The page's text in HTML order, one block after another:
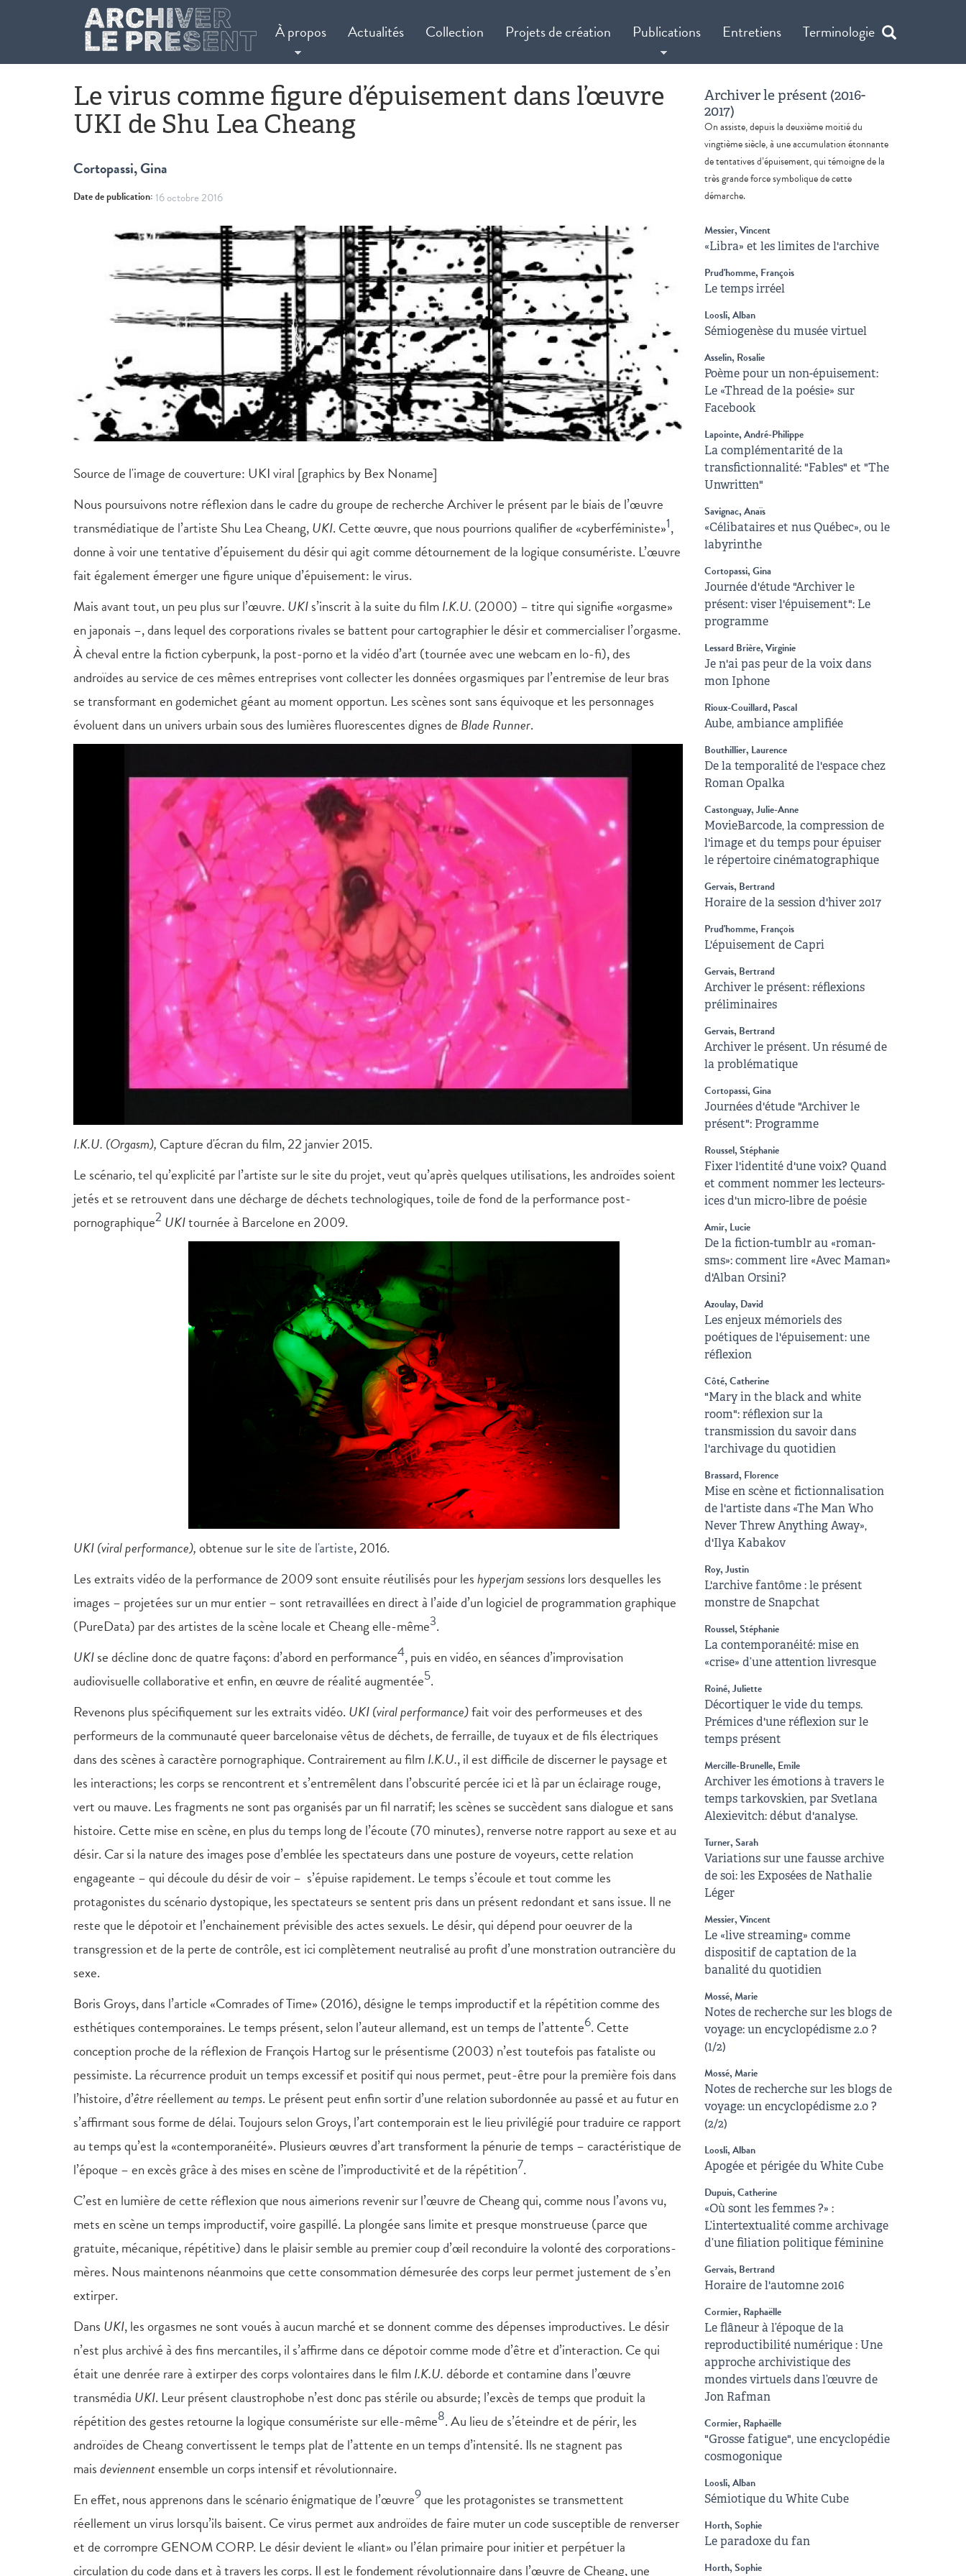
Aller au contenu principal
À propos Actualités Collection Projets de création Publications Entretiens Terminologie
Le virus comme figure d’épuisement dans l’œuvre
UKI de Shu Lea Cheang
Cortopassi, Gina
Date de publication:16 octobre 2016
Source de l'image de couverture: UKI viral [graphics by Bex Noname]
Nous poursuivons notre réflexion dans le cadre du groupe de recherche Archiver le présent par le biais de l’œuvre
transmédiatique de l’artiste Shu Lea Cheang,UKI. Cette œuvre, que nous pourrions qualifier de «cyberféministe»1,
donne à voir une tentative d’épuisement du désir qui agit comme détournement de la logique consumériste. L’œuvre
fait également émerger une figure unique d’épuisement: le virus.
Mais avant tout, un peu plus sur l’œuvre. UKIs’inscrit à la suite du filmI.K.U. (2000) – titre qui signifie «orgasme»
en japonais –, dans lequel des corporations rivales se battent pour cartographier le désir et commercialiser l’orgasme.
À cheval entre la fiction cyberpunk, la post-porno et la vidéo d’art (tournée avec une webcam en lo-fi), des
androïdes au service de ces mêmes entreprises vont collecter les données orgasmiques par l’entremise de leur bras
se transformant en godemichet géant au moment opportun. Les scènes sont sans équivoque et les personnages
évoluent dans un univers urbain sous des lumières fluorescentes dignes de Blade Runner.
I.K.U. (Orgasm), Capture d'écran du film, 22 janvier 2015.
Le scénario, tel qu’explicité par l’artiste sur le site du projet, veut qu’après quelques utilisations, les androïdes soient
jetés et se retrouvent dans une décharge de déchets technologiques, toile de fond de la performance post-
pornographique2 UKItournée à Barcelone en 2009.
UKI (viral performance),obtenue sur le site de l'artiste, 2016.
Les extraits vidéo de la performance de 2009 sont ensuite réutilisés pour leshyperjam sessionslors desquelles les
images – projetées sur un mur entier – sont retravaillées en direct à l’aide d’un logiciel de programmation graphique
(PureData) par des artistes de la scène locale et Cheang elle-même3.
UKIse décline donc de quatre façons: d’abord en performance4, puis en vidéo, en séances d’improvisation
audiovisuelle collaborative et enfin, en œuvre de réalité augmentée5.
Revenons plus spécifiquement sur les extraits vidéo. UKI (viral performance)fait voir des performeuses et des
performeurs de la communauté queer barcelonaise vêtus de déchets, de ferraille, de tuyaux et de fils électriques
dans des scènes à caractère pornographique. Contrairement au filmI.K.U., il est difficile de discerner le paysage et
les interactions; les corps se rencontrent et s’entremêlent dans l’obscurité percée ici et là par un éclairage rouge,
vert ou mauve. Les fragments ne sont pas organisés par un fil narratif; les scènes se succèdent sans dialogue et sans
histoire. Cette mise en scène, en plus du temps long de l’écoute (70 minutes), renverse notre rapport au sexe et au
désir. Car si la nature des images pose d’emblée les spectateurs dans une posture de voyeurs, cette relation
engageante – qui découle du désir de voir – s’épuise rapidement. Le temps s’écoule et tout comme les
protagonistes du scénario dystopique, les spectateurs se sentent pris dans un présent redondant et sans issue. Il ne
reste que le dépotoir et l’enchainement prévisible des actes sexuels. Le désir, qui dépend pour oeuvrer de la
transgression et de la perte de contrôle, est ici complètement neutralisé au profit d’une monstration outrancière du
sexe.
Boris Groys, dans l’article «Comrades of Time» (2016), désigne le temps improductif et la répétition comme des
esthétiques contemporaines. Le temps présent, selon l’auteur allemand, est un temps de l’attente6. Cette
conception proche de la réflexion de François Hartog sur le présentisme (2003) n’est toutefois pas fataliste ou
pessimiste. La récurrence produit un temps excessif et positif qui nous permet, peut-être pour la première fois dans
l’histoire, d’être réellementau temps. Le présent peut enfin sortir d’une relation subordonnée au passé et au futur en
s’affirmant sous forme de délai. Toujours selon Groys, l’art contemporain est le lieu privilégié pour traduire ce rapport
au temps qu’est la «contemporanéité». Plusieurs œuvres d’art transforment la pénurie de temps – caractéristique de
l’époque – en excès grâce à des mises en scène de l’improductivité et de la répétition7.
C’est en lumière de cette réflexion que nous aimerions revenir sur l’œuvre de Cheang qui, comme nous l’avons vu,
mets en scène un temps improductif, voire gaspillé. La plongée sans limite et presque monstrueuse (parce que
gratuite, mécanique, répétitive) dans le plaisir semble au premier coup d’œil reconduire la volonté des corporations-
mères. Nous maintenons néanmoins que cette consommation démesurée des corps leur permet justement de s’en
extirper.
Dans UKI, les orgasmes ne sont voués à aucun marché et se donnent comme des dépenses improductives. Le désir
n’est plus archivé à des fins mercantiles, il s’affirme dans ce dépotoir comme mode d’être et d’interaction. Ce qui
était une denrée rare à extirper des corps volontaires dans le filmI.K.U.déborde et contamine dans l’œuvre
transmédia UKI. Leur présent claustrophobe n’est donc pas stérile ou absurde; l’excès de temps que produit la
répétition des gestes retourne la logique consumériste sur elle-même8. Au lieu de s’éteindre et de périr, les
androïdes de Cheang convertissent le temps plat de l’attente en un temps d’intensité. Ils ne stagnent pas
maisdeviennentensemble un corps intensif et révolutionnaire.
En effet, nous apprenons dans le scénario énigmatique de l’œuvre9que les protagonistes se transmettent
réellement un virus lorsqu’ils baisent. Ce virus permet aux androïdes de faire muter un code susceptible de renverser
et de corrompre GENOM CORP. Le désir devient le «liant» ou l’élan primaire pour initier et perpétuer la
circulation du code dans et à travers les corps. Il est le fondement révolutionnaire dans l’œuvre de Cheang, une
Archiver le présent (2016-
2017)
On assiste, depuis la deuxième moitié du
vingtième siècle, à une accumulation étonnante
de tentatives d’épuisement, qui témoigne de la
très grande force symbolique de cette
démarche.
Messier, Vincent
«Libra» et les limites de l'archive
Prud'homme, François
Le temps irréel
Loosli, Alban
Sémiogenèse du musée virtuel
Asselin, Rosalie
Poème pour un non-épuisement:
Le «Thread de la poésie» sur
Facebook
Lapointe, André-Philippe
La complémentarité de la
transfictionnalité: "Fables" et "The
Unwritten"
Savignac, Anaïs
«Célibataires et nus Québec», ou le
labyrinthe
Cortopassi, Gina
Journée d'étude "Archiver le
présent: viser l'épuisement": Le
programme
Lessard Brière, Virginie
Je n'ai pas peur de la voix dans
mon Iphone
Rioux-Couillard, Pascal
Aube, ambiance amplifiée
Bouthillier, Laurence
De la temporalité de l'espace chez
Roman Opalka
Castonguay, Julie-Anne
MovieBarcode, la compression de
l'image et du temps pour épuiser
le répertoire cinématographique
Gervais, Bertrand
Horaire de la session d'hiver 2017
Prud'homme, François
L'épuisement de Capri
Gervais, Bertrand
Archiver le présent: réflexions
préliminaires
Gervais, Bertrand
Archiver le présent. Un résumé de
la problématique
Cortopassi, Gina
Journées d'étude "Archiver le
présent": Programme
Roussel, Stéphanie
Fixer l'identité d'une voix? Quand
et comment nommer les lecteurs-
ices d'un micro-libre de poésie
Amir, Lucie
De la fiction-tumblr au «roman-
sms»: comment lire «Avec Maman»
d'Alban Orsini?
Azoulay, David
Les enjeux mémoriels des
poétiques de l'épuisement: une
réflexion
Côté, Catherine
"Mary in the black and white
room": réflexion sur la
transmission du savoir dans
l'archivage du quotidien
Brassard, Florence
Mise en scène et fictionnalisation
de l'artiste dans «The Man Who
Never Threw Anything Away»,
d'Ilya Kabakov
Roy, Justin
L'archive fantôme : le présent
monstre de Snapchat
Roussel, Stéphanie
La contemporanéité: mise en
«crise» d’une attention livresque
Roiné, Juliette
Décortiquer le vide du temps.
Prémices d'une réflexion sur le
temps présent
Mercille-Brunelle, Emile
Archiver les émotions à travers le
temps tarkovskien, par Svetlana
Alexievitch: début d'analyse.
Turner, Sarah
Variations sur une fausse archive
de soi: les Exposées de Nathalie
Léger
Messier, Vincent
Le «live streaming» comme
dispositif de captation de la
banalité du quotidien
Mossé, Marie
Notes de recherche sur les blogs de
voyage: un encyclopédisme 2.0 ?
(1/2)
Mossé, Marie
Notes de recherche sur les blogs de
voyage: un encyclopédisme 2.0 ?
(2/2)
Loosli, Alban
Apogée et périgée du White Cube
Dupuis, Catherine
«Où sont les femmes ?» :
L’intertextualité comme archivage
d’une filiation politique féminine
Gervais, Bertrand
Horaire de l'automne 2016
Cormier, Raphaëlle
Le flâneur à l’époque de la
reproductibilité numérique : Une
approche archivistique des
mondes virtuels dans l’œuvre de
Jon Rafman
Cormier, Raphaëlle
"Grosse fatigue", une encyclopédie
cosmogonique
Loosli, Alban
Sémiotique du White Cube
Horth, Sophie
Le paradoxe du fan
Horth, Sophie